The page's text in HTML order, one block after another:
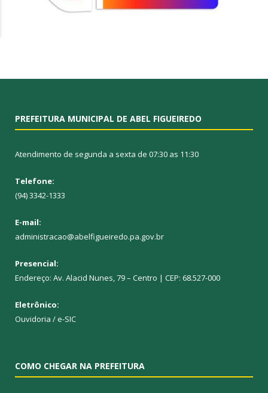
PREFEITURA MUNICIPAL DE ABEL FIGUEIREDO
Atendimento de segunda a sexta de 07:30 as 11:30
Telefone:
(94) 3342-1333
E-mail:
administracao@abelfigueiredo.pa.gov.br
Presencial:
Endereço: Av. Alacid Nunes, 79 – Centro | CEP: 68.527-000
Eletrônico:
Ouvidoria /e-SIC
COMO CHEGAR NA PREFEITURA